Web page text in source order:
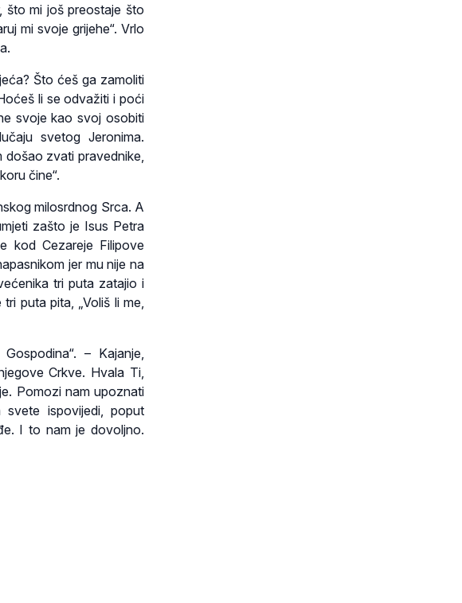
što mi još preostaje što
mi svoje grijehe“. Vrlo
Što ćeš ga zamoliti
li se odvažiti i poći
svoje kao svoj osobiti
svetog Jeronima.
došao zvati pravednike,
čine“.
milosrdnog Srca. A
zašto je Isus Petra
kod Cezareje Filipove
jer mu nije na
tri puta zatajio i
puta pita, „Voliš li me,
– Kajanje,
Crkve. Hvala Ti,
Pomozi nam upoznati
ispovijedi, poput
I to nam je dovoljno.